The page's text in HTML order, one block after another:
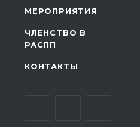
МЕРОПРИЯТИЯ
ЧЛЕНСТВО В
РАСПП
КОНТАКТЫ